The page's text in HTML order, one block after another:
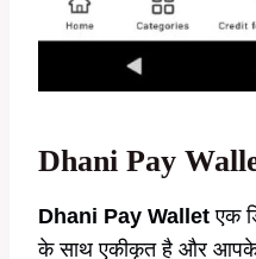
Dhani Pay
Dhani Pay Wallet एक
के साथ एकीकृत है और आपके